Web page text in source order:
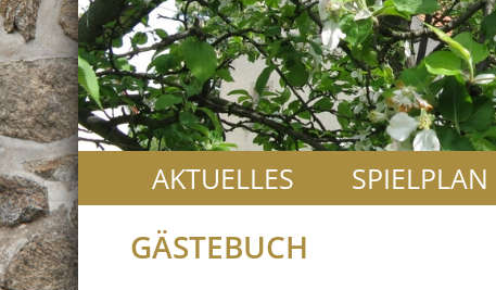
AKTUELLES SPIELPLAN
GÄSTEBUCH